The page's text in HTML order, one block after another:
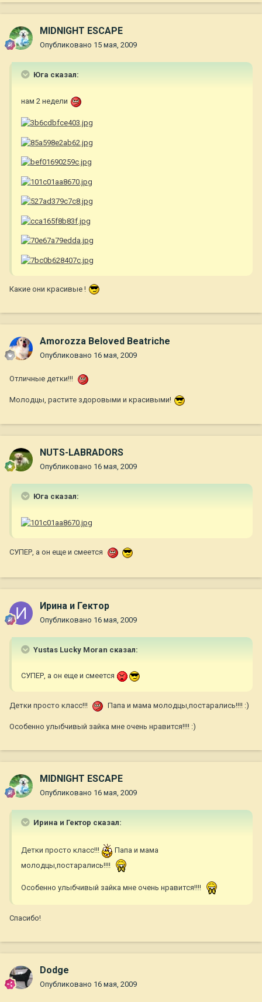
MIDNIGHT ESCAPE
Опубликовано 15 мая, 2009
Юга сказал:
нам 2 недели
Какие они красивые !
Amorozza Beloved Beatriche
Опубликовано 16 мая, 2009
Отличные детки!!!
Молодцы, растите здоровыми и красивыми!
NUTS-LABRADORS
Опубликовано 16 мая, 2009
Юга сказал:
СУПЕР, а он еще и смеется
Ирина и Гектор
Опубликовано 16 мая, 2009
Yustas Lucky Moran сказал:
СУПЕР, а он еще и смеется
Детки просто класс!!! Папа и мама молодцы,постарались!!!! :)
Особенно улыбчивый зайка мне очень нравится!!!! :)
MIDNIGHT ESCAPE
Опубликовано 16 мая, 2009
Ирина и Гектор сказал:
Детки просто класс!!!
Папа и мама
молодцы,постарались!!!!
Особенно улыбчивый зайка мне очень нравится!!!!
Спасибо!
Dodge
Опубликовано 16 мая, 2009